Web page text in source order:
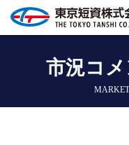
市況コ